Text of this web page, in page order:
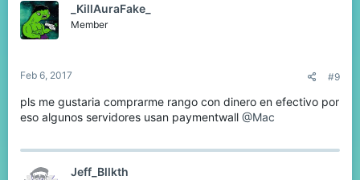
i
o
n
_KillAuraFake_
Member
Feb 6, 2017 #9
pls me gustaria comprarme rango con dinero en efectivo por
eso algunos servidores usan paymentwall @Mac
Jeff_Bllkth